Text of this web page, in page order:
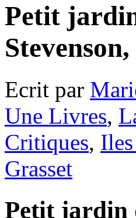
Petit
Ecrit par
Une Livres,
Critiques,
Grasset
Petit jardin